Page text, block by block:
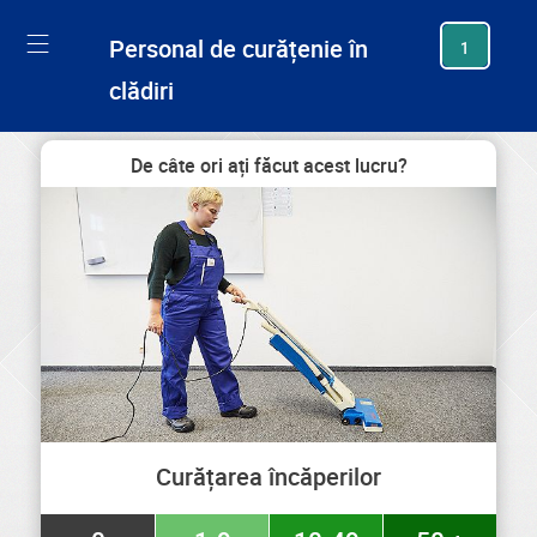
Personal de curățenie în
clădiri
1
De câte ori ați făcut acest lucru?
Curățarea încăperilor